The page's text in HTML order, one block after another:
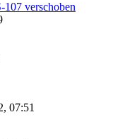
107 verschoben
07:51